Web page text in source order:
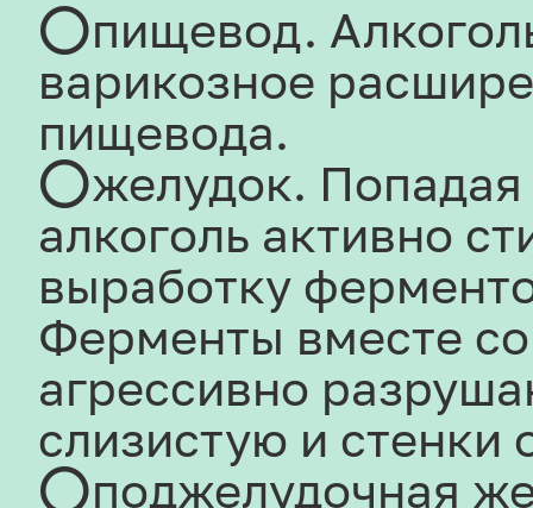
⭕пищевод.
варикозное
пищевода.
⭕желудок.
алкоголь активно
выработку
Ферменты вместе
агрессивно
слизистую и стенки
⭕поджелудочная